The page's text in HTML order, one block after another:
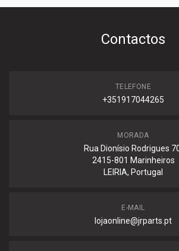
Contactos
TELEFONE
+351917044265
MORADA
Rua Dionísio Rodrigues
2415-801 Marinheiros
LEIRIA, Portugal
E-MAIL
lojaonline@jrparts.pt